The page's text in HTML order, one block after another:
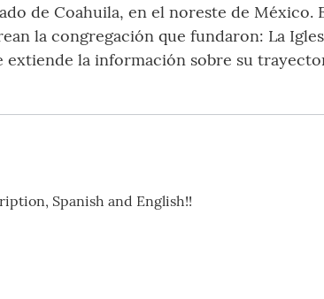
de Coahuila, en el noreste de México.
la congregación que fundaron: La
extiende la información sobre su
Spanish and English!!